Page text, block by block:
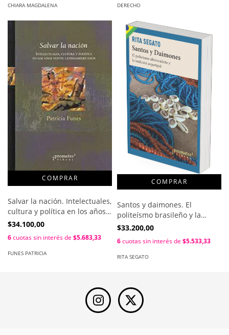
CHIARA MAGDALENA DERECHO
Salvar la nación. Intelectuales,
cultura y política en los años
20 / Funes Patricia
$34.100,00
6cuotas sin interés de $5.683,33
FUNES PATRICIA
Santos y daimones. El
politeísmo brasileño y la
tradición arquetipal / Rita
$33.200,00
6cuotas sin interés de $5.533,33
RITA SEGATO